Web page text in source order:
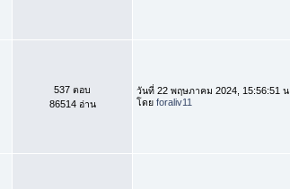
537 ตอบ
86514 อ่าน
วันที่ 22 พฤษภาคม 2024, 15:56:51 น.
โดย foraliv11